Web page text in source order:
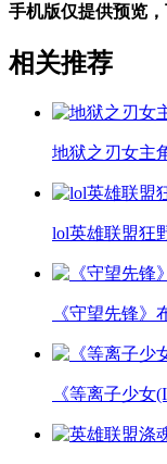
手机版仅提供预览
相关推荐
地狱之刃女主
lol英雄联盟狂
《守望先锋》
《等离子少女